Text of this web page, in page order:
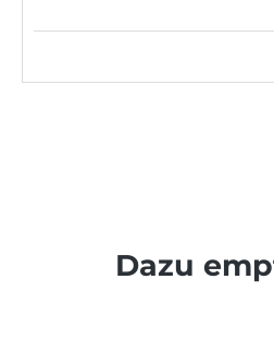
Produktgalerie
Dazu